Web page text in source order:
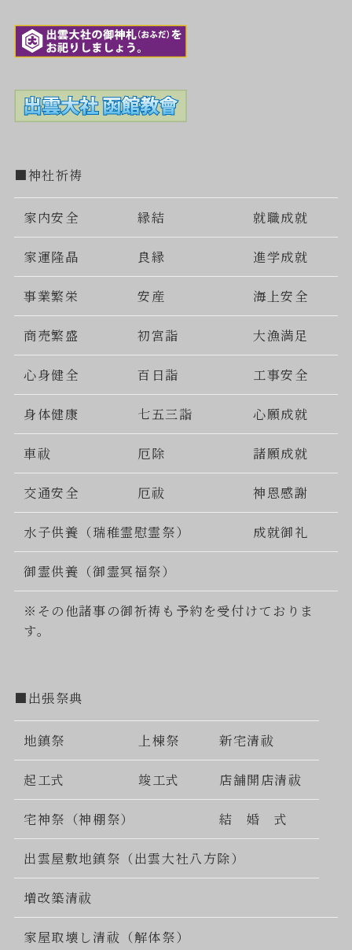
■神社祈祷
家内安全 縁結 就職成就
家運隆晶 良縁 進学成就
事業繁栄 安産 海上安全
商売繁盛 初宮詣 大漁満足
心身健全 百日詣 工事安全
身体健康 七五三詣 心願成就
車祓 厄除 諸願成就
交通安全 厄祓 神恩感謝
水子供養（瑞稚霊慰霊祭） 成就御礼
御霊供養（御霊冥福祭）
※その他諸事の御祈祷も予約を受付けておりま
す。
■出張祭典
地鎮祭 上棟祭 新宅清祓
起工式 竣工式 店舗開店清祓
宅神祭（神棚祭） 結 婚 式
出雲屋敷地鎮祭（出雲大社八方除）
増改築清祓
家屋取壊し清祓（解体祭）